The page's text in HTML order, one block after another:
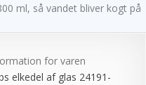
ml, så vandet bliver kogt på
for varen
elkedel af glas 24191-